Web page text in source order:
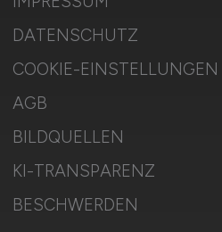
DATENSCHUTZ
COOKIE-EINSTELLUNGEN
AGB
BILDQUELLEN
KI-TRANSPARENZ
BESCHWERDEN